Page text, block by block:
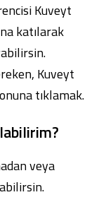
Yatırımcı İlişkileri
Yatırımcı İlişkileri
ve Hizmet Ücretleri
Kuveyt
katılarak
Kuveyt
tıklamak.
veya